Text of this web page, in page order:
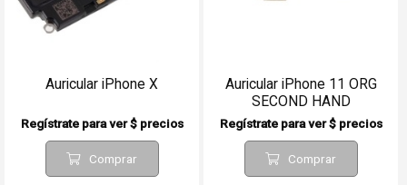
Auricular iPhone X
Regístrate para ver $ precios
Comprar
Auricular iPhone 11 ORG
SECOND HAND
Regístrate para ver $ precios
Comprar